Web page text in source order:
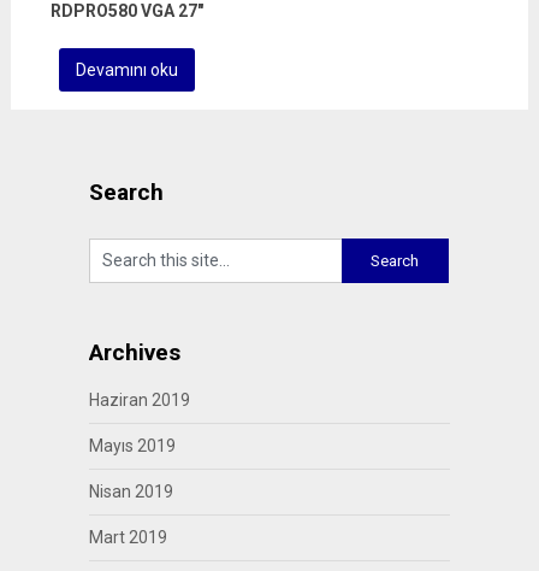
RDPRO580 VGA 27″
Devamını oku
Search
Archives
Haziran 2019
Mayıs 2019
Nisan 2019
Mart 2019